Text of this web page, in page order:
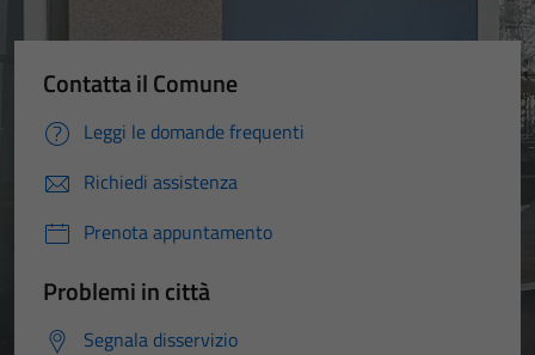
Contatta il Comune
Leggi le domande frequenti
Richiedi assistenza
Prenota appuntamento
Problemi in città
Segnala disservizio